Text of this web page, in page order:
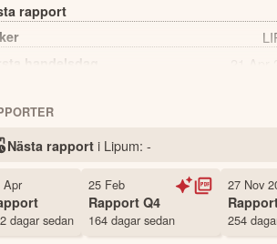
rapport
handelsdag 21
Nästa rapport i Lipum: -
Apr
dagar sedan
25 Feb
Rapport Q4
164 dagar sedan
27 Nov
254